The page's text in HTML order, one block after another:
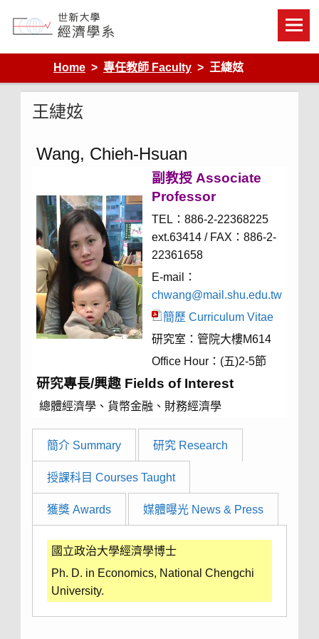
content
Department of Economics, Shih Hsin University
Home
專任教師 Faculty 王緁妶
王緁妶
Wang, Chieh-Hsuan
副教授 Associate
Professor
TEL：886-2-22368225
ext.63414 / FAX：886-2-
22361658
E-mail：
chwang@mail.shu.edu.tw
簡歷 Curriculum Vitae
研究室：管院大樓M614
Office Hour：(五)2-5節
研究專長/興趣 Fields of Interest
總體經濟學、貨幣金融、財務經濟學
簡介 Summary 研究 Research
授課科目 Courses Taught
獲獎 Awards 媒體曝光 News & Press
國立政治大學經濟學博士
Ph. D. in Economics, National Chengchi
University.